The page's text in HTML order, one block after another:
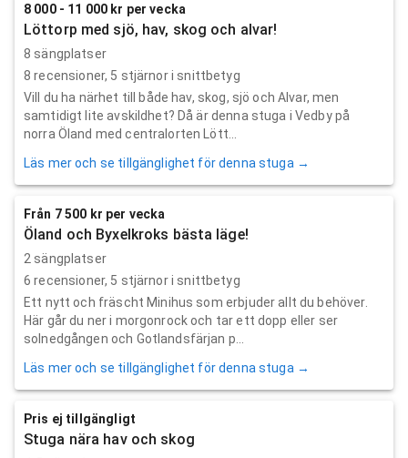
8 000 - 11 000 kr per vecka
Löttorp med sjö, hav, skog och alvar!
8 sängplatser
8 recensioner, 5 stjärnor i snittbetyg
Vill du ha närhet till både hav, skog, sjö och Alvar, men
samtidigt lite avskildhet? Då är denna stuga i Vedby på
norra Öland med centralorten Lött...
Läs mer och se tillgänglighet för denna stuga →
Från 7 500 kr per vecka
Öland och Byxelkroks bästa läge!
2 sängplatser
6 recensioner, 5 stjärnor i snittbetyg
Ett nytt och fräscht Minihus som erbjuder allt du behöver.
Här går du ner i morgonrock och tar ett dopp eller ser
solnedgången och Gotlandsfärjan p...
Läs mer och se tillgänglighet för denna stuga →
Pris ej tillgängligt
Stuga nära hav och skog